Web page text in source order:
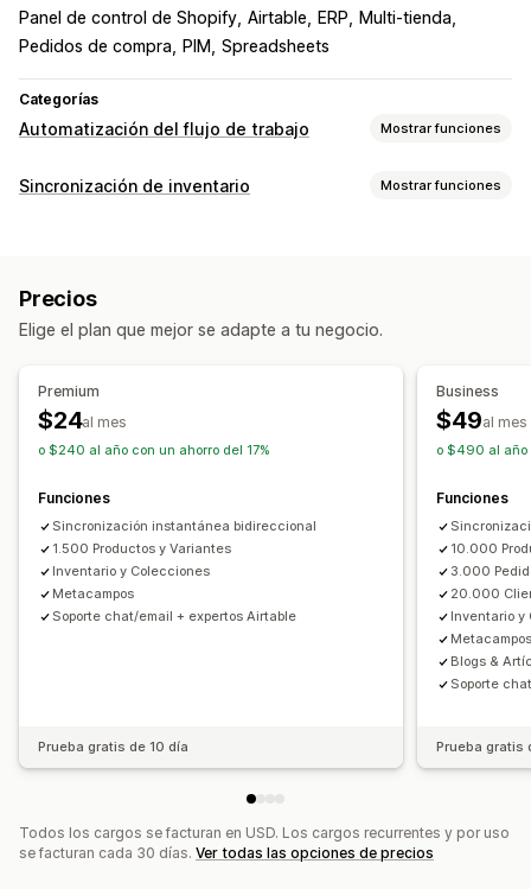
Panel de control de Shopify Airtable ERP
Multi-tienda
Pedidos de compra
PIM Spreadsheets
Categorías
Automatización del flujo de trabajo Mostrar funciones
Tareas de automatización
Etiquetas de productos
Reabastecimiento de existencias
Basado en el tiempo
Personalización
API Lógica condicional
Activadores personalizados
Tareas programadas
Flujos de trabajo personalizados
Múltiples tiendas
Sincronización de inventario Mostrar funciones
Códigos de barras
Automático
Manual Masivo En tiempo real
Notificaciones e informes
Alertas automatizadas
Notificaciones personalizadas
Informes de errores
Alertas de inventario Alertas de existencias bajas
Importación y exportación de datos
Métricas de rendimiento
Registros detallados
Precios
Elige el plan que mejor se adapte a tu negocio.
Premium
$24al mes
o $240 al año con un ahorro del 17%
Funciones
Sincronización instantánea bidireccional
1.500 Productos y Variantes
Inventario y Colecciones
Metacampos
Soporte chat/email + expertos Airtable
Prueba gratis de 10 día
Business
$49al mes
o $490 al año
Funciones
10.000
3.000
20.000
Inventario y
Blogs &
Soporte
Prueba gratis
Todos los cargos se facturan en USD. Los cargos recurrentes y por uso
se facturan cada 30 días. Ver todas las opciones de precios